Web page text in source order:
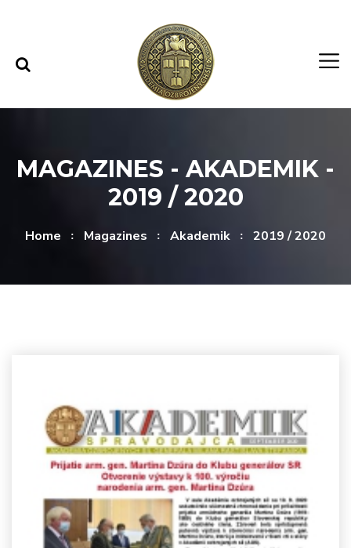
MAGAZINES - AKADEMIK -
2019 / 2020
Home Magazines Akademik 2019 / 2020